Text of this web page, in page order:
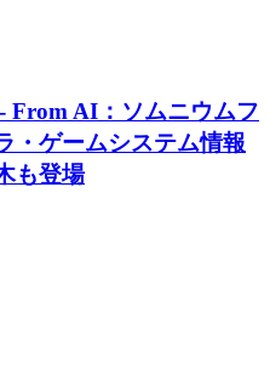
From AI：ソムニウムフ
・ゲームシステム情報
も登場